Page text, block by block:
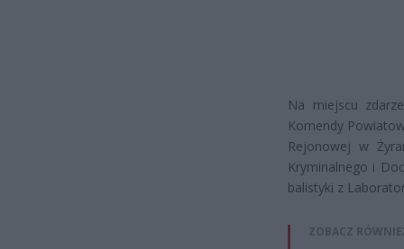
Na miejscu
Komendy
Rejonowej w
Kryminalnego i
balistyki z
ZOBACZ